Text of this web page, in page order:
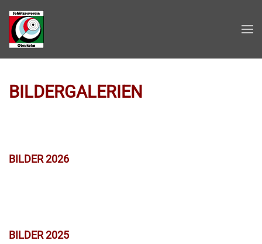
Zum Hauptinhalt springen
BILDERGALERIEN
BILDER 2026
BILDER 2025